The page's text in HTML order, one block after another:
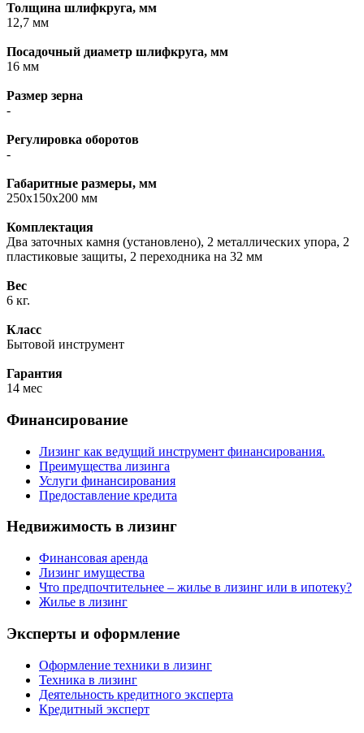
Толщина шлифкруга, мм
12,7 мм
Посадочный диаметр шлифкруга, мм
16 мм
Размер зерна
-
Регулировка оборотов
-
Габаритные размеры, мм
250х150х200 мм
Комплектация
Два заточных камня (установлено), 2 металлических упора, 2
пластиковые защиты, 2 переходника на 32 мм
Вес
6 кг.
Класс
Бытовой инструмент
Гарантия
14 мес
Финансирование
Лизинг как ведущий инструмент финансирования.
Преимущества лизинга
Услуги финансирования
Предоставление кредита
Недвижимость в лизинг
Финансовая аренда
Лизинг имущества
Что предпочтительнее – жилье в лизинг или в ипотеку?
Жилье в лизинг
Эксперты и оформление
Оформление техники в лизинг
Техника в лизинг
Деятельность кредитного эксперта
Кредитный эксперт